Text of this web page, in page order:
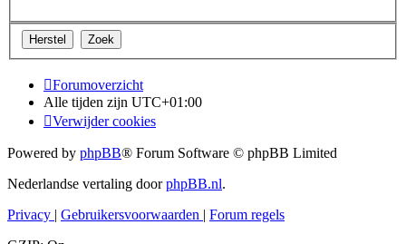
Forumoverzicht
Alle tijden zijn UTC+01:00
Verwijder cookies
Powered by phpBB® Forum Software © phpBB Limited
Nederlandse vertaling doorphpBB.nl.
Privacy | Gebruikersvoorwaarden | Forum regels